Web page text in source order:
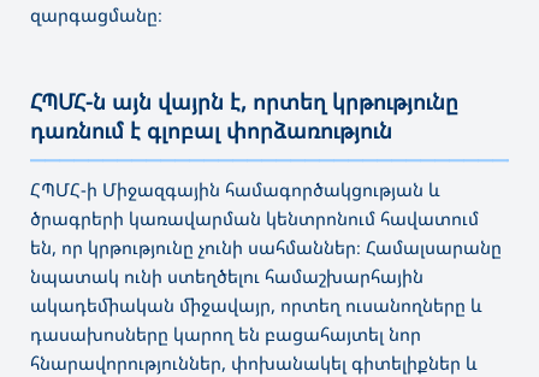
զարգացմանը։
ՀՊՄՀ-ն այն վայրն է, որտեղ կրթությունը
դառնում է գլոբալ փորձառություն
ՀՊՄՀ-ի Միջազգային համագործակցության և
ծրագրերի կառավարման կենտրոնում հավատում
են, որ կրթությունը չունի սահմաններ։ Համալսարանը
նպատակ ունի ստեղծելու համաշխարհային
ակադեմիական միջավայր, որտեղ ուսանողները և
դասախոսները կարող են բացահայտել նոր
հնարավորություններ, փոխանակել գիտելիքներ և